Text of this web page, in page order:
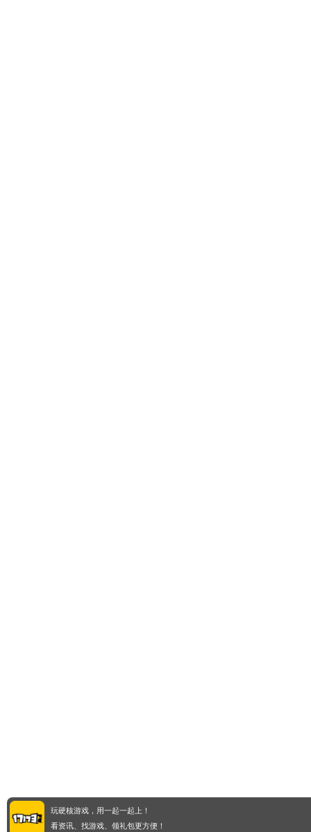
玩硬核游戏，用一起一起上！
看资讯、找游戏、领礼包更方便！